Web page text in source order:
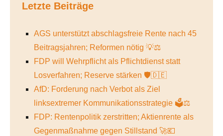
Letzte Beiträge
AGS unterstützt abschlagsfreie Rente nach 45
Beitragsjahren; Reformen nötig 💡⚖️
FDP will Wehrpflicht als Pflichtdienst statt
Losverfahren; Reserve stärken 🛡️🇩🇪
AfD: Forderung nach Verbot als Ziel
linksextremer Kommunikationsstrategie 🗳️⚖️
FDP: Rentenpolitik zerstritten; Aktienrente als
Gegenmaßnahme gegen Stillstand 🚀💶